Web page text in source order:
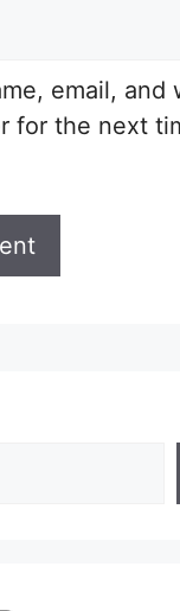
email, and
for the next